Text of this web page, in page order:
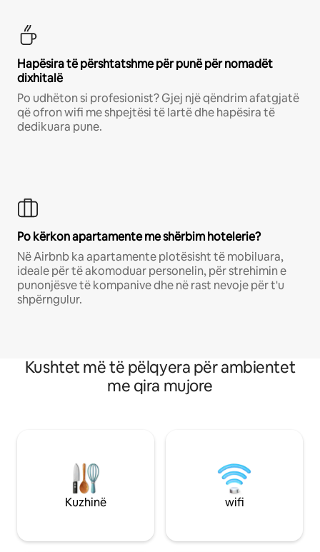
Hapësira të përshtatshme për punë për nomadët
dixhitalë
Po udhëton si profesionist? Gjej një qëndrim afatgjatë
që ofron wifi me shpejtësi të lartë dhe hapësira të
dedikuara pune.
Po kërkon apartamente me shërbim hotelerie?
Në Airbnb ka apartamente plotësisht të mobiluara,
ideale për të akomoduar personelin, për strehimin e
punonjësve të kompanive dhe në rast nevoje për t'u
shpërngulur.
Kushtet më të pëlqyera për ambientet
me qira mujore
Kuzhinë wifi